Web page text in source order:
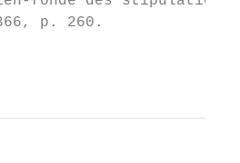
p. 260.